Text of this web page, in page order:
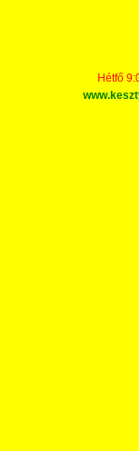
Hétfő